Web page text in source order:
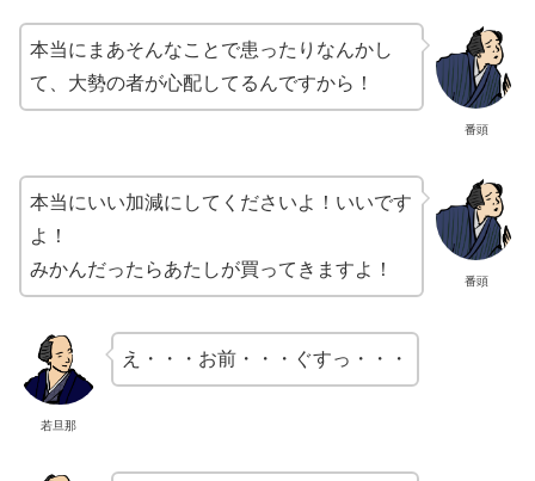
番頭
本当にまあそんなことで患ったりなんかし
て、大勢の者が心配してるんですから！
番頭
本当にいい加減にしてくださいよ！いいです
よ！
みかんだったらあたしが買ってきますよ！
若旦那
え・・・お前・・・ぐすっ・・・